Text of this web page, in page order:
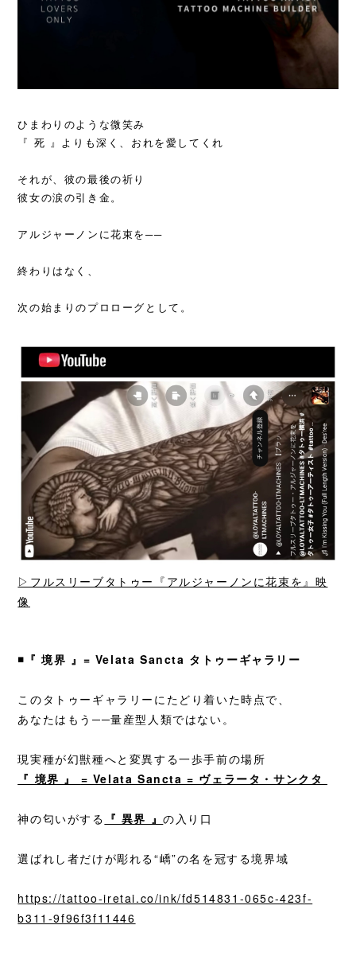
ひまわりのような微笑み
『 死 』よりも深く、おれを愛してくれ
それが、彼の最後の祈り
彼女の涙の引き金。
アルジャーノンに花束を──
終わりはなく、
次の始まりのプロローグとして。
▷フルスリーブタトゥー『アルジャーノンに花束を』映
像
◾️『 境界 』= Velata Sancta タトゥーギャラリー
このタトゥーギャラリーにたどり着いた時点で、
あなたはもう──量産型人類ではない。
現実種が幻獣種へと変異する一歩手前の場所
『 境界 』
= Velata Sancta = ヴェラータ・サンクタ
神の匂いがする 『 異界 』の入り口
選ばれし者だけが彫れる“嶠”の名を冠する境界域
https://tattoo-iretai.co/ink/fd514831-065c-423f-
b311-9f96f3f11446